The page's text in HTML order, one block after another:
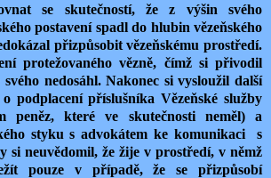
se skutečností, že z výšin svého
postavení spadl do hlubin vězeňského
přizpůsobit vězeňskému prostředí.
protežovaného vězně, čímž si přivodil
nedosáhl. Nakonec si vysloužil další
podplacení příslušníka Vězeňské služby
peněz, které ve skutečnosti neměl) a
styku s advokátem ke komunikaci s
si neuvědomil, že žije v prostředí, v němž
pouze v případě, že se přizpůsobí